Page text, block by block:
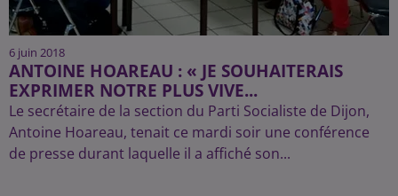
6 juin 2018
ANTOINE HOAREAU : « JE SOUHAITERAIS
EXPRIMER NOTRE PLUS VIVE...
Le secrétaire de la section du Parti Socialiste de Dijon,
Antoine Hoareau, tenait ce mardi soir une conférence
de presse durant laquelle il a affiché son...